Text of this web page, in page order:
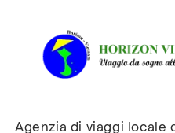
Agenzia di viaggi locale